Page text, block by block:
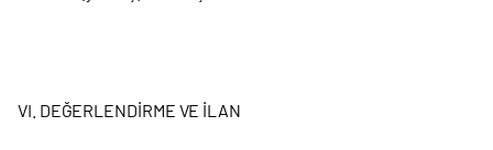
VI. DEĞERLENDİRME VE İLAN